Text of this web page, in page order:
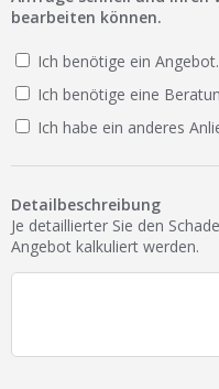
Lexikon
Video
Ist Ihre
bearbeiten können.
Ich benötige ein Angebot.
Ich benötige eine
Ich habe ein anderes
Detailbeschreibung
Je detaillierter Sie den
Angebot kalkuliert werden.